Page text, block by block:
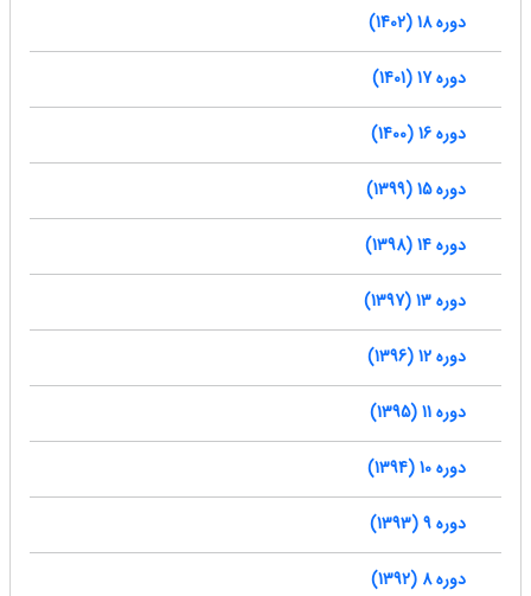
دوره 18 (1402)
دوره 17 (1401)
دوره 16 (1400)
دوره 15 (1399)
دوره 14 (1398)
دوره 13 (1397)
دوره 12 (1396)
دوره 11 (1395)
دوره 10 (1394)
دوره 9 (1393)
دوره 8 (1392)